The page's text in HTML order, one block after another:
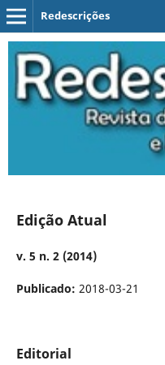
Redescrições
Edição Atual
v. 5 n. 2 (2014)
Publicado: 2018-03-21
Editorial